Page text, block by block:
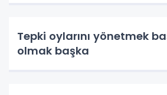
Tepki oylarını yönetmek
olmak başka